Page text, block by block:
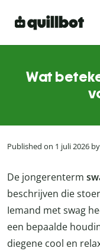
Wat
Published on 1 juli 2026 by
De jongerenterm
beschrijven die
Iemand met swag
een bepaalde
diegene cool en